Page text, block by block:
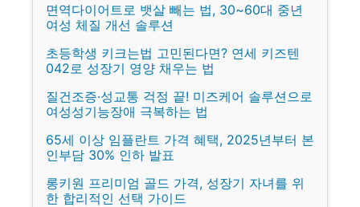
면역다이어트로 뱃살 빼는 법, 30~60대 중년
여성 체질 개선 솔루션
초등학생 키크는법 고민된다면? 연세 키즈텐
042로 성장기 영양 채우는 법
질건조증·성교통 걱정 끝! 미즈케어 솔루션으로
여성성기능장애 극복하는 법
65세 이상 임플란트 가격 혜택, 2025년부터 본
인부담 30% 인하 발표
롱키원 프리미엄 골드 가격, 성장기 자녀를 위
한 합리적인 선택 가이드